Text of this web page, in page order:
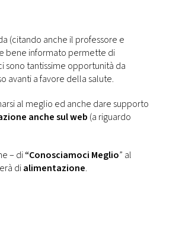
(citando anche il professore e
bene informato permette di
sono tantissime opportunità da
avanti a favore della salute.
al meglio ed anche dare supporto
anche sul web (a riguardo
– di“Conosciamoci Meglio” al
dialimentazione.